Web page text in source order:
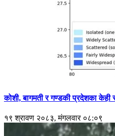
कोशी, बागमती र गण्डकी प्रदेशका केही
१९ श्रावण २०८३, मंगलवार ०८:०९